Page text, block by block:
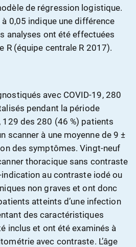
de régression logistique.
0,05 indique une différence
analyses ont été effectuées
R (équipe centrale R 2017).
avec COVID-19, 280
pendant la période
129 des 280 (46 %) patients
scanner à une moyenne de 9 ±
des symptômes. Vingt-neuf
thoracique sans contraste
indication au contraste iodé ou
non graves et ont donc
atteints d’une infection
des caractéristiques
inclus et ont été examinés à
avec contraste. L’âge